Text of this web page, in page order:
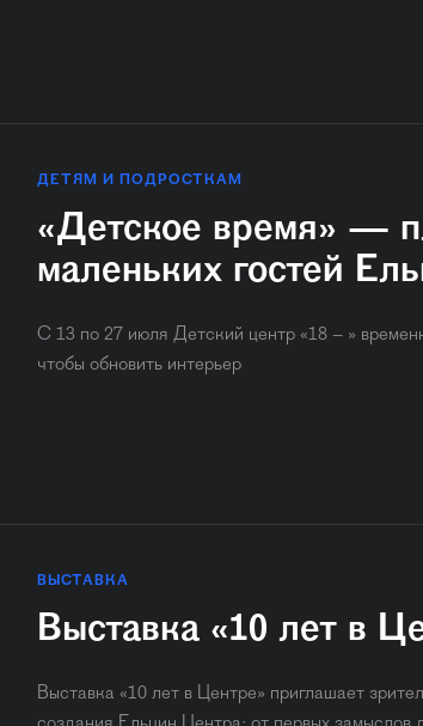
ДЕТЯМ И ПОДРОСТКАМ
«Детское время» —
маленьких гостей
С 13 по 27 июля Детский центр «18 – »
чтобы обновить интерьер
ВЫСТАВКА
Выставка «10 лет в
Выставка «10 лет в Центре» приглашает